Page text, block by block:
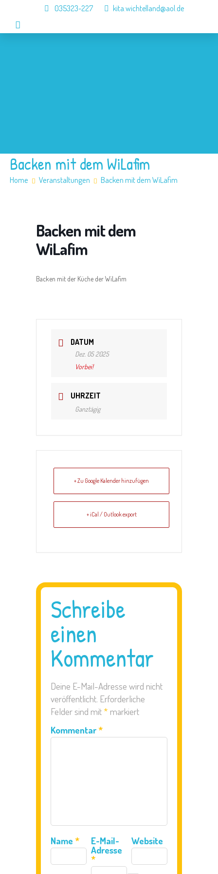
035323-227 kita.wichtelland@aol.de
Backen mit dem WiLafim
Home Veranstaltungen Backen mit dem WiLafim
Backen mit dem
WiLafim
Backen mit der Küche der WiLafim
DATUM
Dez. 05 2025
Vorbei!
UHRZEIT
Ganztägig
+ Zu Google Kalender hinzufügen
+ iCal / Outlook export
Schreibe
einen
Kommentar
Deine E-Mail-Adresse wird nicht
veröffentlicht. Erforderliche
Felder sind mit* markiert
Kommentar *
Name * E-Mail-
Adresse
*
Website